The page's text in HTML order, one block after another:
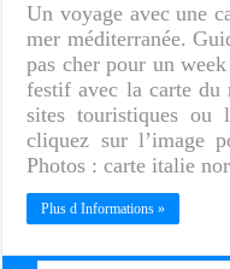
Un voyage avec une
mer méditerranée.
pas cher pour un
festif avec la carte du
sites touristiques ou
cliquez sur l’image
Photos : carte italie
Plus d Informations »